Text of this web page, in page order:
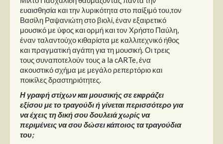
ευαισθησία και την λυρικότητα στο παίξιμό του,τον
Βασίλη Ραψανιώτη στο βιολί, έναν εξαιρετικό
μουσικό με ύφος και ορμή και τον Χρήστο Παύλη,
έναν ταλαντούχο κιθαρίστα με καλλιτεχνικό ήθος
και πραγματική αγάπη για τη μουσική. Οι τρεις
τους συναποτελούν τους a la cARTe, ένα
ακουστικό σχήμα με μεγάλο ρεπερτόριο και
ποικίλες δραστηριότητες.
Η γραφή στίχων και μουσικής σε εκφράζει
εξίσου με το τραγούδι ή γίνεται περισσότερο για
να έχεις τη δική σου δουλειά χωρίς να
περιμένεις να σου δώσει κάποιος τα τραγούδια
του;